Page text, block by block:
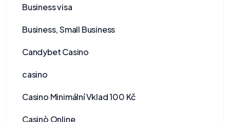
Business visa
Business, Small Business
Candybet Casino
casino
Casino Minimální Vklad 100 Kč
Casinò Online